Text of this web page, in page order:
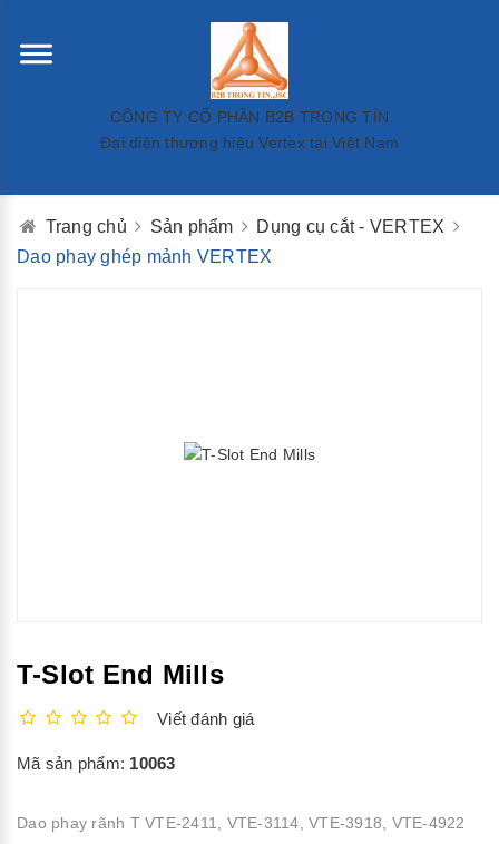
CÔNG TY CỔ PHẦN B2B TRỌNG TÍN
Đại diện thương hiệu Vertex tại Việt Nam
Trang chủ Sản phẩm
Dụng cụ cắt - VERTEX
Dao phay ghép mảnh VERTEX
T-Slot End Mills
Viết đánh giá
Mã sản phẩm: 10063
Dao phay rãnh T VTE-2411, VTE-3114, VTE-3918, VTE-4922